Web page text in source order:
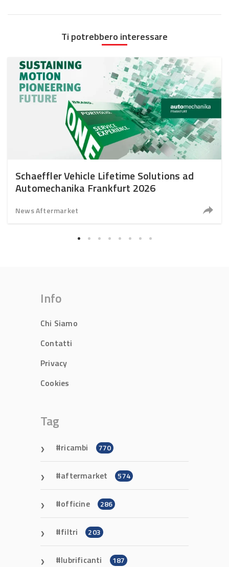
Ti potrebbero interessare
Schaeffler Vehicle Lifetime Solutions ad
Automechanika Frankfurt 2026
News Aftermarket
Info
Chi Siamo
Contatti
Privacy
Cookies
Tag
ricambi 770
aftermarket 574
officine 286
filtri 203
lubrificanti 187